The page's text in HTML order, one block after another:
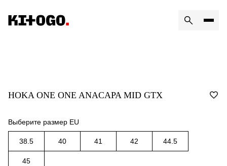
HOKA ONE ONE ANACAPA MID GTX
Выберите размер EU
38.5 40 41 42 44.5
45